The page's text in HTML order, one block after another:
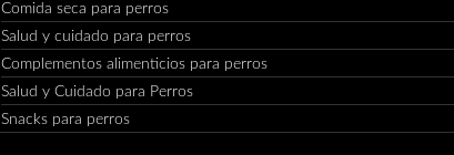
Comida seca para perros
Salud y cuidado para perros
Complementos alimenticios para perros
Salud y Cuidado para Perros
Snacks para perros